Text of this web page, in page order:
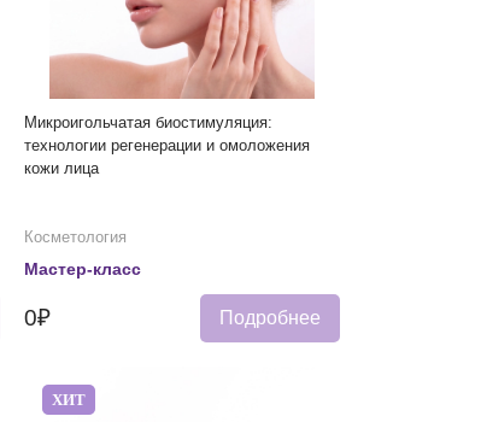
Микроигольчатая биостимуляция:
технологии регенерации и омоложения
кожи лица
Косметология
Мастер-класс
0₽ Подробнее
ХИТ